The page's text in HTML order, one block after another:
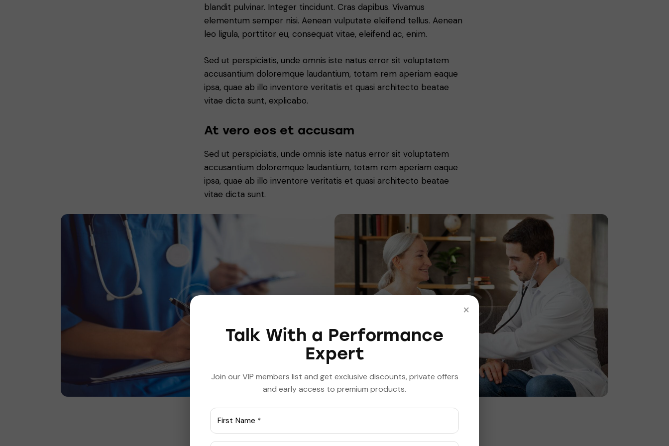
blandit pulvinar. Integer tincidunt. Cras dapibus. Vivamus
elementum semper nisi. Aenean vulputate eleifend tellus. Aenean
leo ligula, porttitor eu, consequat vitae, eleifend ac, enim.
Sed ut perspiciatis, unde omnis iste natus error sit voluptatem
accusantium doloremque laudantium, totam rem aperiam eaque
ipsa, quae ab illo inventore veritatis et quasi architecto beatae
vitae dicta sunt, explicabo.
At vero eos et accusam
Sed ut perspiciatis, unde omnis iste natus error sit voluptatem
accusantium doloremque laudantium, totam rem aperiam eaque
ipsa, quae ab illo inventore veritatis et quasi architecto beatae
vitae dicta sunt.
Ut perspiciatis, unde omnis iste natus error sit voluptatem
accusantium doloremque laudantium, totam rem aperiam eaque
ipsa, quae ab illo inventore veritatis et quasi architecto beatae
×
Talk With a Performance
Expert
Join our VIP members list and get exclusive discounts, private offers
and early access to premium products.